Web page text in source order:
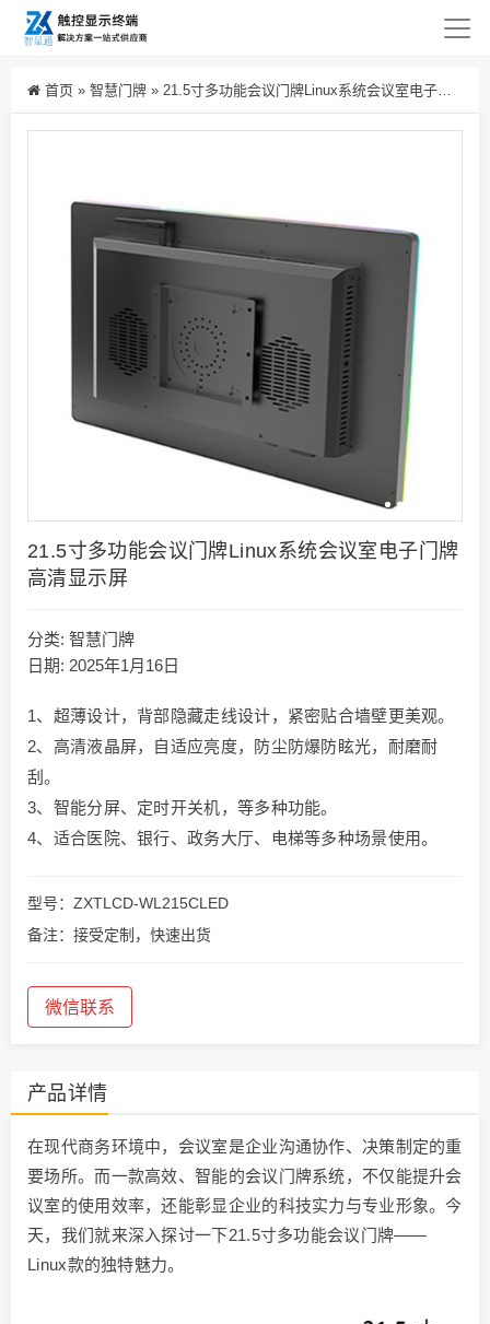
首页 » 智慧门牌 » 21.5寸多功能会议门牌Linux系统会议室电子门牌高清显示屏
21.5寸多功能会议门牌Linux系统会议室电子门牌
高清显示屏
分类: 智慧门牌
日期: 2025年1月16日
1、超薄设计，背部隐藏走线设计，紧密贴合墙壁更美观。
2、高清液晶屏，自适应亮度，防尘防爆防眩光，耐磨耐
刮。
3、智能分屏、定时开关机，等多种功能。
4、适合医院、银行、政务大厅、电梯等多种场景使用。
型号：ZXTLCD-WL215CLED
备注：接受定制，快速出货
微信联系
产品详情
在现代商务环境中，会议室是企业沟通协作、决策制定的重
要场所。而一款高效、智能的会议门牌系统，不仅能提升会
议室的使用效率，还能彰显企业的科技实力与专业形象。今
天，我们就来深入探讨一下21.5寸多功能会议门牌——
Linux款的独特魅力。